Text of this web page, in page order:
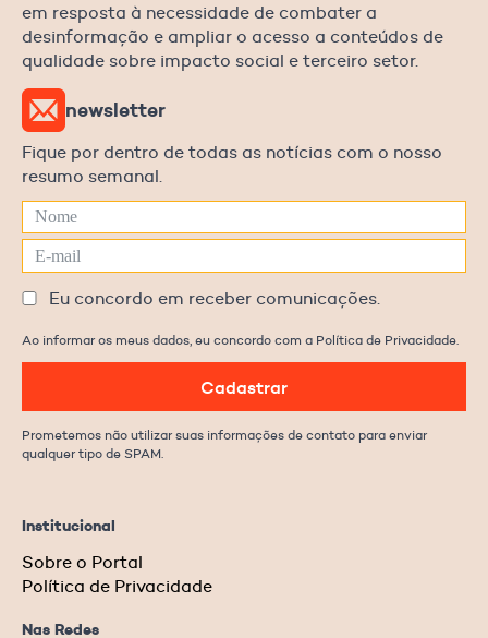
em resposta à necessidade de combater a
desinformação e ampliar o acesso a conteúdos de
qualidade sobre impacto social e terceiro setor.
Institucional
Sobre o Portal
Política de Privacidade
Nas Redes
newsletter
Fique por dentro de todas as notícias com o nosso
resumo semanal.
Eu concordo em receber comunicações.
Ao informar os meus dados, eu concordo com a Política de Privacidade.
Cadastrar
Prometemos não utilizar suas informações de contato para enviar
qualquer tipo de SPAM.